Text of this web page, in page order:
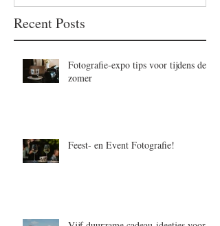
Recent Posts
Fotografie-expo tips voor tijdens de
zomer
Feest- en Event Fotografie!